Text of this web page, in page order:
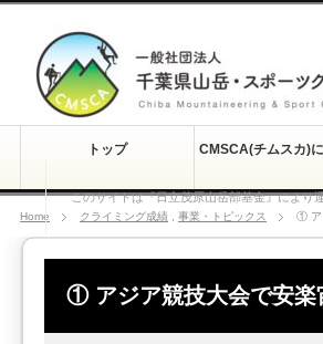
このサイトは『日立茂原山岳部基金』により
トップ CMSCA(チムスカ)
Home クライミング成績 事業・トピックス ① ア
① アジア競技大会で安楽